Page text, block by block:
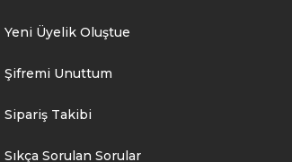
Yeni Üyelik Oluştue
Şifremi Unuttum
Sipariş Takibi
Sıkça Sorulan Sorular